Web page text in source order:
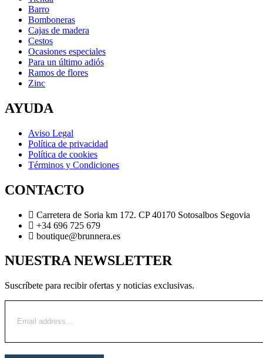
Barro
Bomboneras
Cajas de madera
Cestos
Ocasiones especiales
Para un último adiós
Ramos de flores
Zinc
AYUDA
Aviso Legal
Política de privacidad
Política de cookies
Términos y Condiciones
CONTACTO
Carretera de Soria km 172. CP 40170 Sotosalbos Segovia
+34 696 725 679
boutique@brunnera.es
NUESTRA NEWSLETTER
Suscríbete para recibir ofertas y noticias exclusivas.